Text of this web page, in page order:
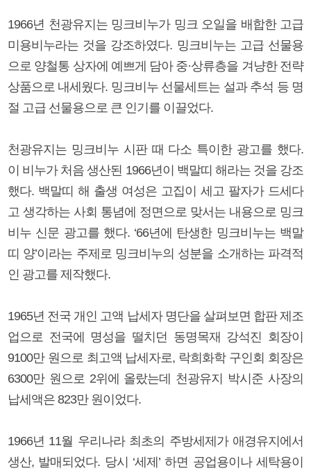
1966년 천광유지는 밍크비누가 밍크 오일을 배합한 고급
미용비누라는 것을 강조하였다. 밍크비누는 고급 선물용
으로 양철통 상자에 예쁘게 담아 중·상류층을 겨냥한 전략
상품으로 내세웠다. 밍크비누 선물세트는 설과 추석 등 명
절 고급 선물용으로 큰 인기를 이끌었다.
천광유지는 밍크비누 시판 때 다소 특이한 광고를 했다.
이 비누가 처음 생산된 1966년이 백말띠 해라는 것을 강조
했다. 백말띠 해 출생 여성은 고집이 세고 팔자가 드세다
고 생각하는 사회 통념에 정면으로 맞서는 내용으로 밍크
비누 신문 광고를 했다. ‘66년에 탄생한 밍크비누는 백말
띠 양’이라는 주제로 밍크비누의 성분을 소개하는 파격적
인 광고를 제작했다.
1965년 전국 개인 고액 납세자 명단을 살펴보면 합판 제조
업으로 전국에 명성을 떨치던 동명목재 강석진 회장이
9100만 원으로 최고액 납세자로, 락희화학 구인회 회장은
6300만 원으로 2위에 올랐는데 천광유지 박시준 사장의
납세액은 823만 원이었다.
1966년 11월 우리나라 최초의 주방세제가 애경유지에서
생산, 발매되었다. 당시 ‘세제’ 하면 공업용이나 세탁용이